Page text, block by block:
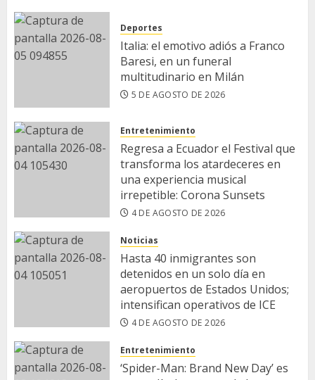
Deportes
Italia: el emotivo adiós a Franco
Baresi, en un funeral
multitudinario en Milán
5 DE AGOSTO DE 2026
Entretenimiento
Regresa a Ecuador el Festival que
transforma los atardeceres en
una experiencia musical
irrepetible: Corona Sunsets
4 DE AGOSTO DE 2026
Noticias
Hasta 40 inmigrantes son
detenidos en un solo día en
aeropuertos de Estados Unidos;
intensifican operativos de ICE
4 DE AGOSTO DE 2026
Entretenimiento
‘Spider-Man: Brand New Day’ es